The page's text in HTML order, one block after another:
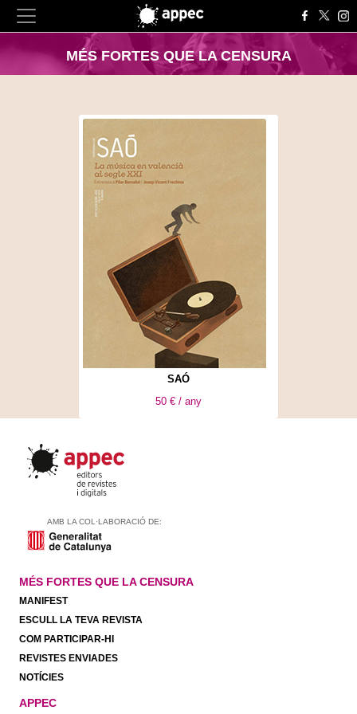
MÉS FORTES QUE LA CENSURA
SAÓ
50 € / any
AMB LA COL·LABORACIÓ DE:
MÉS FORTES QUE LA CENSURA
MANIFEST
ESCULL LA TEVA REVISTA
COM PARTICIPAR-HI
REVISTES ENVIADES
NOTÍCIES
APPEC